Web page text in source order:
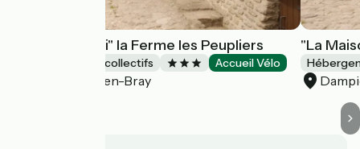
"Le Clos Fleuri" la Ferme les Peupliers
Hébergements collectifs Accueil Vélo
Dampierre-en-Bray
"La